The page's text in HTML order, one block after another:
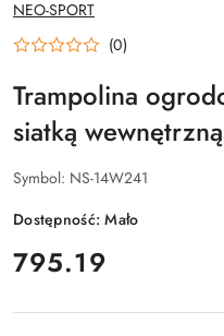
PRODUCENTA:
NEO-SPORT
(0)
Trampolina
siatką
Symbol: NS-14W241
Dostępność:Mało
cena:
795.19